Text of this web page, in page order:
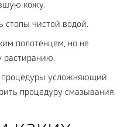
кожу.
стопы чистой водой.
полотенцем, но не
растиранию.
процедуры усложняющий
процедуру смазывания.